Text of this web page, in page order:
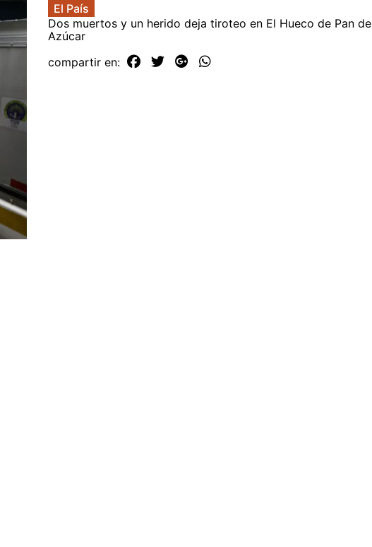
El País
Dos muertos y un herido deja tiroteo en El Hueco de Pan de
Azúcar
compartir en: